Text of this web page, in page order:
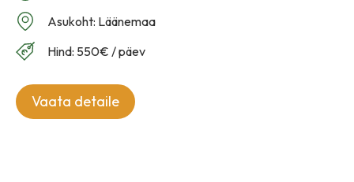
Asukoht: Läänemaa
Hind: 550€ / päev
Vaata detaile